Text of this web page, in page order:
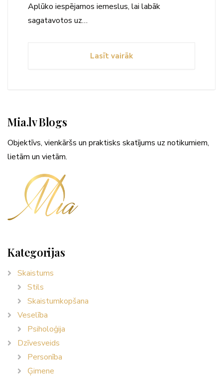
Aplūko iespējamos iemeslus, lai labāk
sagatavotos uz…
Lasīt vairāk
Mia.lv Blogs
Objektīvs, vienkāršs un praktisks skatījums uz notikumiem,
lietām un vietām.
Kategorijas
Skaistums
Stils
Skaistumkopšana
Veselība
Psiholoģija
Dzīvesveids
Personība
Ģimene